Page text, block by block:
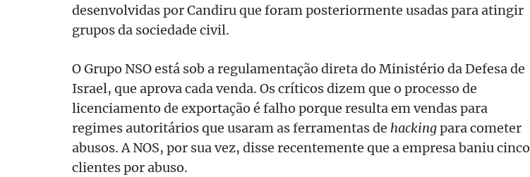
desenvolvidas por Candiru que foram posteriormente usadas para atingir
grupos da sociedade civil.
O Grupo NSO está sob a regulamentação direta do Ministério da Defesa de
Israel, que aprova cada venda. Os críticos dizem que o processo de
licenciamento de exportação é falho porque resulta em vendas para
regimes autoritários que usaram as ferramentas de hackingpara cometer
abusos. A NOS, por sua vez, disse recentemente que a empresa baniu cinco
clientes por abuso.